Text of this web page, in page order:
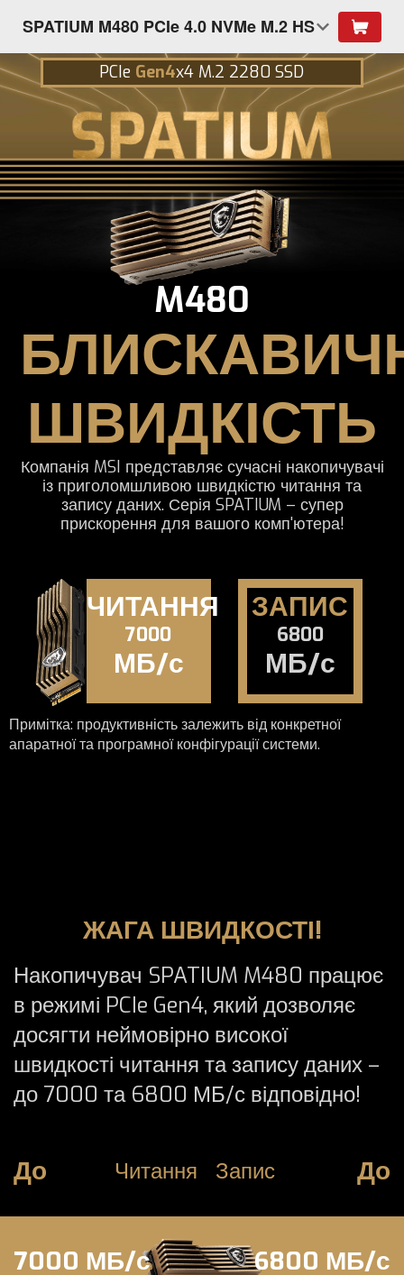
SPATIUM M480 PCIe 4.0 NVMe M.2 HS
PCIe Gen4x4 M.2 2280 SSD
M480
ШВИДКІСТЬ
Компанія MSI представляє сучасні накопичувачі
із приголомшливою швидкістю читання та
запису даних. Серія SPATIUM – супер
прискорення для вашого комп'ютера!
ЧИТАННЯ
7000
МБ/с
ЗАПИС
6800
МБ/с
Примітка: продуктивність залежить від конкретної
апаратної та програмної конфігурації системи.
ЖАГА ШВИДКОСТІ!
Накопичувач SPATIUM M480 працює
в режимі PCIe Gen4, який дозволяє
досягти неймовірно високої
швидкості читання та запису даних –
до 7000 та 6800 МБ/с відповідно!
До Читання Запис До
7000 МБ/с 6800 МБ/с